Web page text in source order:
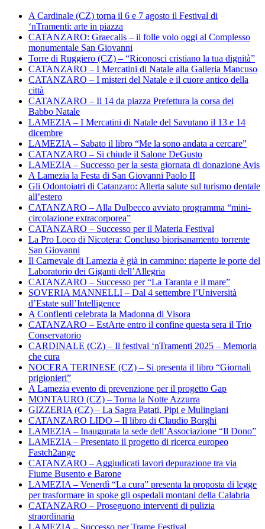
A Cardinale (CZ) torna il 6 e 7 agosto il Festival di
‘nTramenti: arte in piazza
CATANZARO: Graecalis – il folle volo oggi al Complesso
monumentale San Giovanni
Torre di Ruggiero (CZ) – “Riconosci cristiano la tua dignità”
CATANZARO – I Mercatini di Natale alla Galleria Mancuso
CATANZARO – I misteri del Natale e il cuore antico della
città
CATANZARO – Il 14 da piazza Prefettura la corsa dei
Babbo Natale
LAMEZIA – I Mercatini di Natale del Savutano il 13 e 14
dicembre
LAMEZIA – Sabato il libro “Me la sono andata a cercare”
CATANZARO – Si chiude il Salone DeGusto
LAMEZIA – Successo per la sesta giornata di donazione Avis
A Lamezia la Festa di San Giovanni Paolo II
Gli Odontoiatri di Catanzaro: Allerta salute sul turismo dentale
all’estero
CATANZARO – Alla Dulbecco avviato programma “mini-
circolazione extracorporea”
CATANZARO – Successo per il Materia Festival
La Pro Loco di Nicotera: Concluso biorisanamento torrente
San Giovanni
Il Carnevale di Lamezia è già in cammino: riaperte le porte del
Laboratorio dei Giganti dell’Allegria
CATANZARO – Successo per “La Taranta e il mare”
SOVERIA MANNELLI – Dal 4 settembre l’Università
d’Estate sull’Intelligence
A Conflenti celebrata la Madonna di Visora
CATANZARO – EstArte entro il confine questa sera il Trio
Conservatorio
CARDINALE (CZ) – Il festival ‘nTramenti 2025 – Memoria
che cura
NOCERA TERINESE (CZ) – Si presenta il libro “Giornali
prigionieri”
A Lamezia evento di prevenzione per il progetto Gap
MONTAURO (CZ) – Torna la Notte Azzurra
GIZZERIA (CZ) – La Sagra Patati, Pipi e Mulingiani
CATANZARO LIDO – Il libro di Claudio Borghi
LAMEZIA – Inaugurata la sede dell’Associazione “Il Dono”
LAMEZIA – Presentato il progetto di ricerca europeo
Fastch2ange
CATANZARO – Aggiudicati lavori depurazione tra via
Fiume Busento e Barone
LAMEZIA – Venerdì “La cura” presenta la proposta di legge
per trasformare in spoke gli ospedali montani della Calabria
CATANZARO – Proseguono interventi di pulizia
straordinaria